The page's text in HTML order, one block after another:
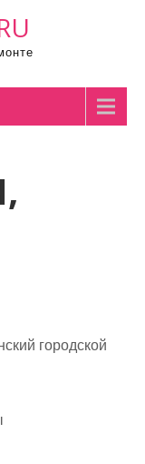
городской